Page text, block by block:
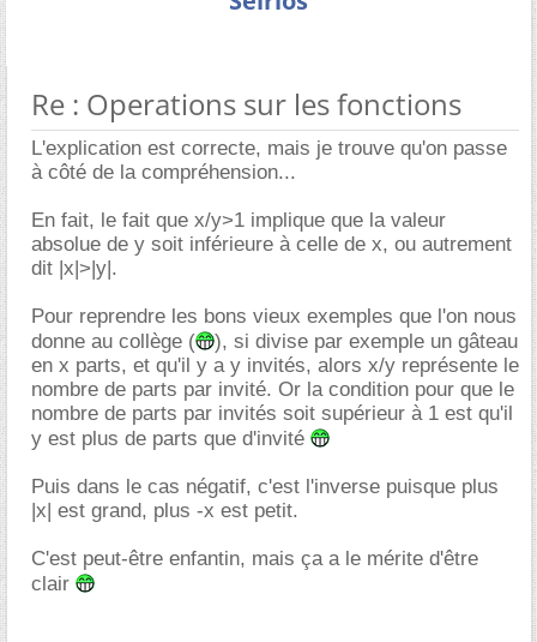
Re : Operations sur les fonctions
L'explication est correcte, mais je trouve qu'on passe
à côté de la compréhension...
En fait, le fait que x/y>1 implique que la valeur
absolue de y soit inférieure à celle de x, ou autrement
dit |x|>|y|.
Pour reprendre les bons vieux exemples que l'on nous
donne au collège (
), si divise par exemple un gâteau
en x parts, et qu'il y a y invités, alors x/y représente le
nombre de parts par invité. Or la condition pour que le
nombre de parts par invités soit supérieur à 1 est qu'il
y est plus de parts que d'invité
Puis dans le cas négatif, c'est l'inverse puisque plus
|x| est grand, plus -x est petit.
C'est peut-être enfantin, mais ça a le mérite d'être
clair